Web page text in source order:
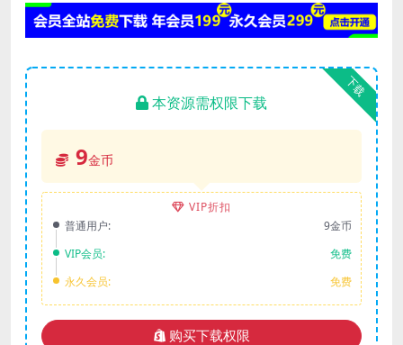
下载
本资源需权限下载
9金币
VIP折扣
普通用户:
9金币
VIP会员:
免费
永久会员:
免费
购买下载权限